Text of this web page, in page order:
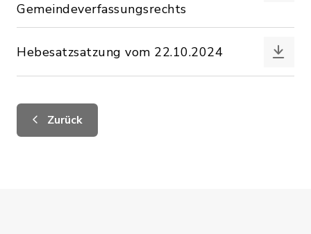
Gemeindeverfassungsrechts
Hebesatzsatzung vom 22.10.2024
Zurück